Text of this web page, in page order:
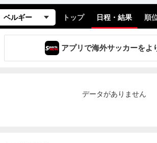
ベルギー トップ 日程・結果 順
アプリで海外サッカーをよ
データがありません